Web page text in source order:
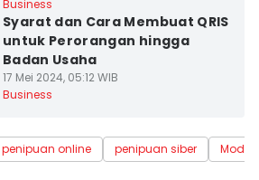
Business
Syarat dan Cara Membuat QRIS
untuk Perorangan hingga
Badan Usaha
17 Mei 2024, 05:12 WIB
Business
penipuan online penipuan siber